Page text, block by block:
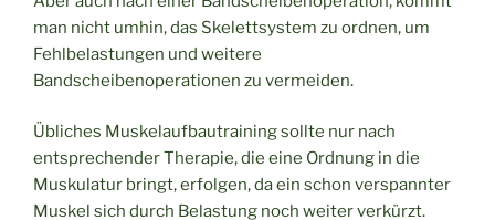
man nicht umhin, das Skelettsystem zu ordnen, um
Fehlbelastungen und weitere
Bandscheibenoperationen zu vermeiden.
Übliches Muskelaufbautraining sollte nur nach
entsprechender Therapie, die eine Ordnung in die
Muskulatur bringt, erfolgen, da ein schon verspannter
Muskel sich durch Belastung noch weiter verkürzt.